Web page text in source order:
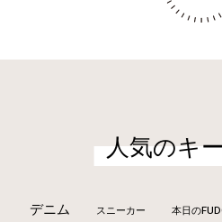
人気のキ
デニム スニーカー 本日の